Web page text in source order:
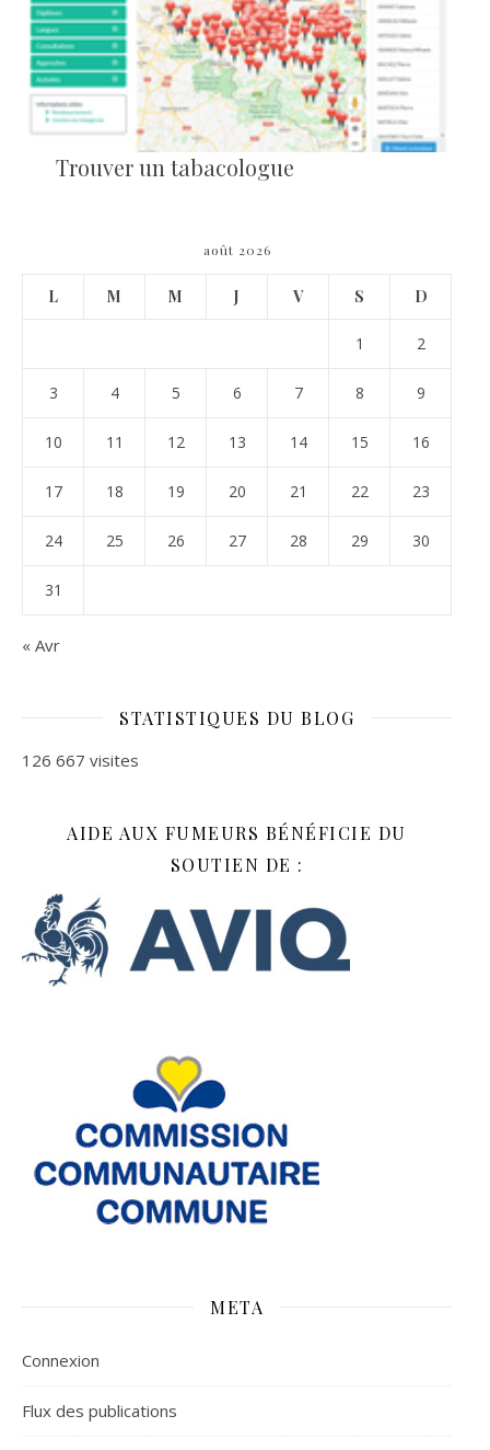
Trouver un tabacologue
août 2026
L M M J V S D
1 2
3 4 5 6 7 8 9
10 11 12 13 14 15 16
17 18 19 20 21 22 23
24 25 26 27 28 29 30
31
« Avr
STATISTIQUES DU BLOG
126 667 visites
AIDE AUX FUMEURS BÉNÉFICIE DU
SOUTIEN DE :
META
Connexion
Flux des publications